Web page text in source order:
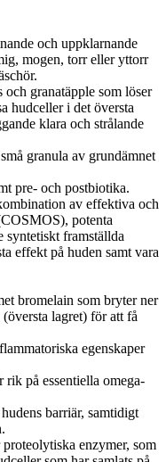
och uppklarnande
mogen, torr eller yttorr
granatäpple som löser
hudceller i det översta
klara och strålande
granula av grundämnet
pre- och postbiotika.
av effektiva och
potenta
syntetiskt framställda
effekt på huden samt vara
bromelain som bryter ner
lagret) för att få
egenskaper
på essentiella omega-
barriär, samtidigt
enzymer, som